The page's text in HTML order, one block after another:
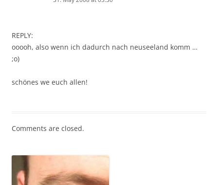
REPLY:
ooooh, also wenn ich dadurch nach neuseeland komm …
;o)
schönes we euch allen!
Comments are closed.